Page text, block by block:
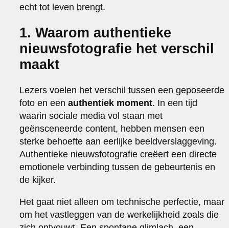
echt tot leven brengt.
1. Waarom authentieke
nieuwsfotografie het verschil
maakt
Lezers voelen het verschil tussen een geposeerde
foto en eenauthentiek moment. In een tijd
waarin sociale media vol staan met
geënsceneerde content, hebben mensen een
sterke behoefte aan eerlijke beeldverslaggeving.
Authentieke nieuwsfotografie creëert een directe
emotionele verbinding tussen de gebeurtenis en
de kijker.
Het gaat niet alleen om technische perfectie, maar
om het vastleggen van de werkelijkheid zoals die